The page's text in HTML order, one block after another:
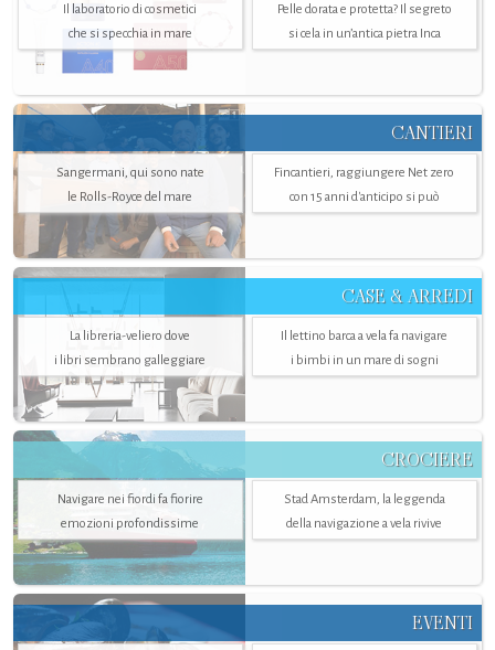
Il laboratorio di cosmetici
che si specchia in mare
Pelle dorata e protetta? Il segreto
si cela in un’antica pietra Inca
CANTIERI
Sangermani, qui sono nate
le Rolls-Royce del mare
Fincantieri, raggiungere Net zero
con 15 anni d'anticipo si può
CASE & ARREDI
La libreria-veliero dove
i libri sembrano galleggiare
Il lettino barca a vela fa navigare
i bimbi in un mare di sogni
CROCIERE
Navigare nei fiordi fa fiorire
emozioni profondissime
Stad Amsterdam, la leggenda
della navigazione a vela rivive
EVENTI